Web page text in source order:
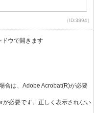
（ID:3894）
ドウで開きます
合は、Adobe Acrobat(R)が必要
必要です。正しく表示されない